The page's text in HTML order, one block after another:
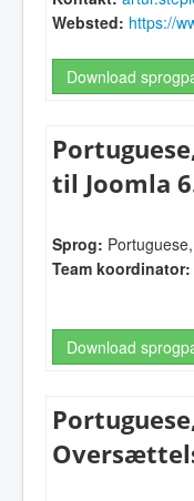
Websted: https://
Download
til Joomla
Sprog:
Team koordinator:
Download